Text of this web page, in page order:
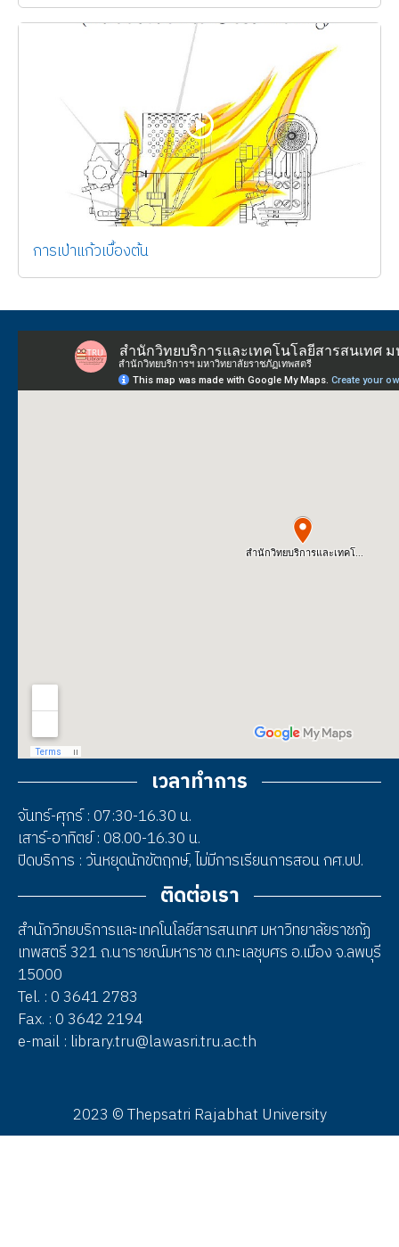
การเป่าแก้วเบื้องต้น
เวลาทำการ
จันทร์-ศุกร์ : 07:30-16.30 น.
เสาร์-อาทิตย์ : 08.00-16.30 น.
ปิดบริการ : วันหยุดนักขัตฤกษ์, ไม่มีการเรียนการสอน กศ.บป.
ติดต่อเรา
สำนักวิทยบริการและเทคโนโลยีสารสนเทศ มหาวิทยาลัยราชภัฏ
เทพสตรี 321 ถ.นารายณ์มหาราช ต.ทะเลชุบศร อ.เมือง จ.ลพบุรี
15000
Tel. : 0 3641 2783
Fax. : 0 3642 2194
e-mail : library.tru@lawasri.tru.ac.th
2023 © Thepsatri Rajabhat University